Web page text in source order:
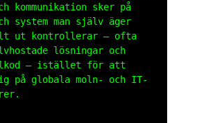
kommunikation sker på
system man själv äger
ut kontrollerar – ofta
lösningar och
– istället för att
på globala moln- och IT-